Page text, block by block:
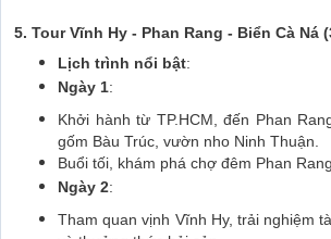
5. Tour Vĩnh Hy - Phan Rang - Biển Cà Ná
Lịch trình nổi bật:
Ngày 1:
Khởi hành từ TP.HCM, đến Phan
gốm Bàu Trúc, vườn nho Ninh Thuận.
Buổi tối, khám phá chợ đêm Phan Rang.
Ngày 2:
Tham quan vịnh Vĩnh Hy, trải nghiệm